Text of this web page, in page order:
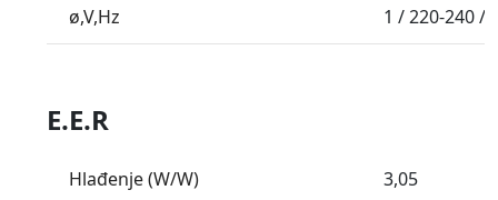
ø,V,Hz 1 / 220-240 /
E.E.R
Hlađenje (W/W) 3,05